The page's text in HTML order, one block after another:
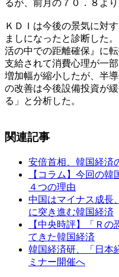
るが、前月の７０．８よ
ＫＤＩは今後の景気に対
ましになったと診断した
活の中での距離確保』に
支給されて消費心理が一
増加幅が縮小したが、半
の改善は今後設備投資が
る」と分析した。
関連記事
安倍首相、韓国経済
【コラム】今回の
４つの理由
中国はマイナス成長
に突き進む韓国経済
【中央時評】「Ｒ
てきた韓国経済
韓国経済研、「日本
ミナー開催へ